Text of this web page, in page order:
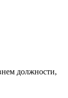
должности,